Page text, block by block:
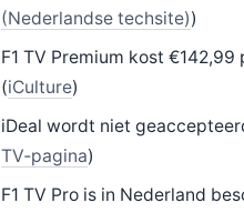
(Nederlandse techsite))
F1 TV Premium kost €142,99
(iCulture)
iDeal wordt niet
TV‑pagina)
F1 TV Pro is in Nederland